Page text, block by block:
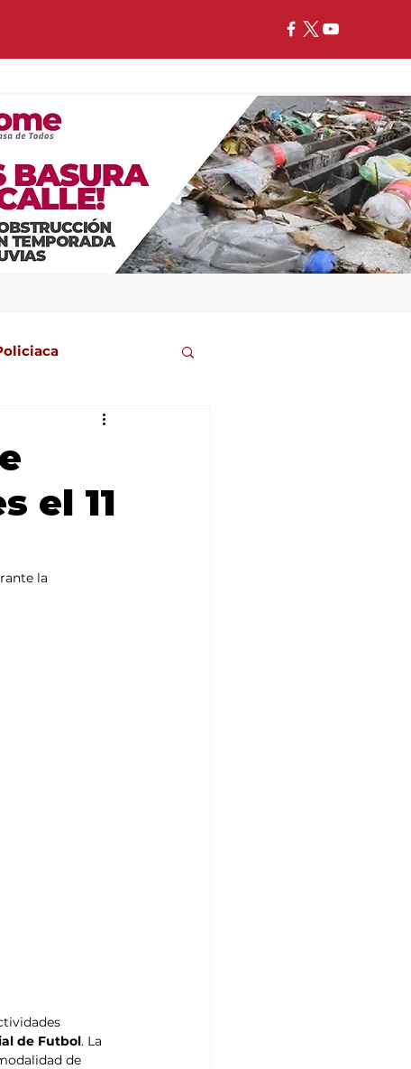
el 11
la
de Futbol. La
de